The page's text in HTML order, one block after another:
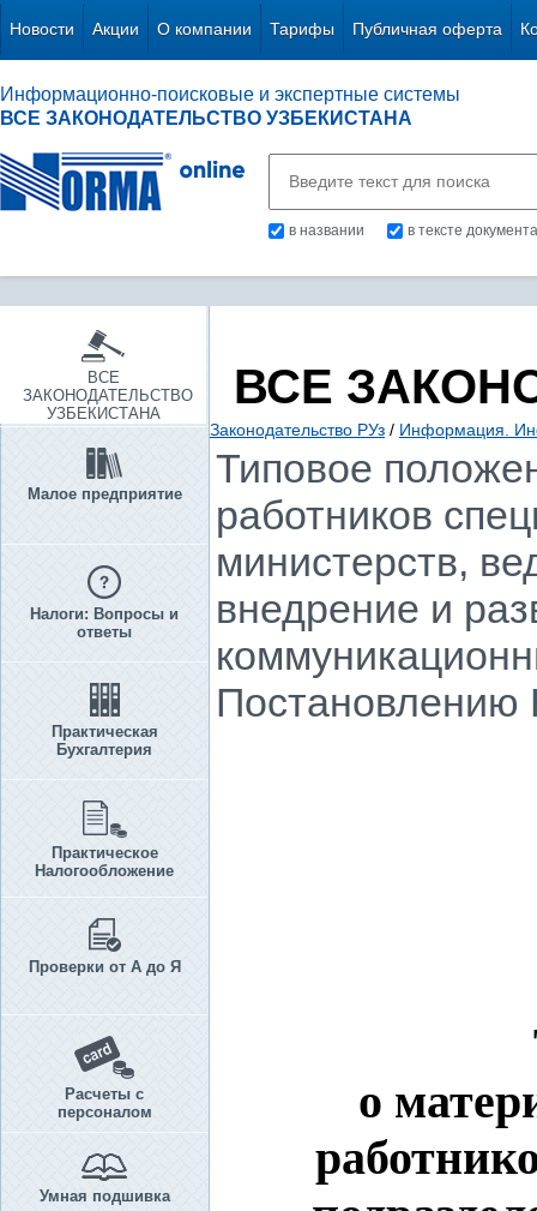
Новости Акции О компании Тарифы Публичная оферта
Информационно-поисковые и экспертные системы
ВСЕ ЗАКОНОДАТЕЛЬСТВО УЗБЕКИСТАНА
в названии в тексте документа
ВСЕ
ЗАКОНОДАТЕЛЬСТВО
УЗБЕКИСТАНА
Малое предприятие
Налоги: Вопросы и
ответы
Практическая
Бухгалтерия
Практическое
Налогообложение
Проверки от А до Я
Расчеты с
персоналом
Умная подшивка
ВСЕ
Законодательство РУз / Информация.
Типовое
работников
министерств,
внедрение и
Постановлению
о